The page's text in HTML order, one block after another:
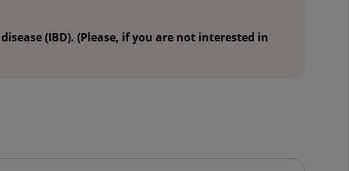
(IBD). (Please, if you are not interested in